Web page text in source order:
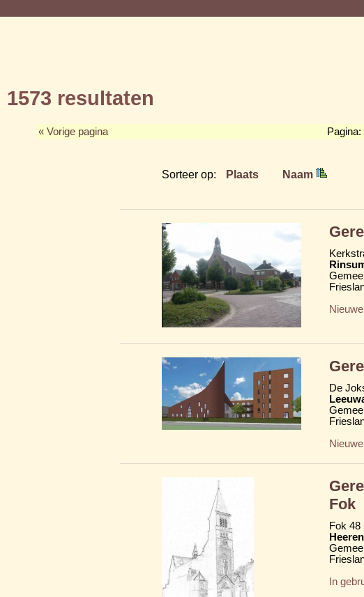
1573 resultaten
« Vorige pagina Pagina:
Sorteer op: Plaats Naam
De
Fok
Fok 48
In